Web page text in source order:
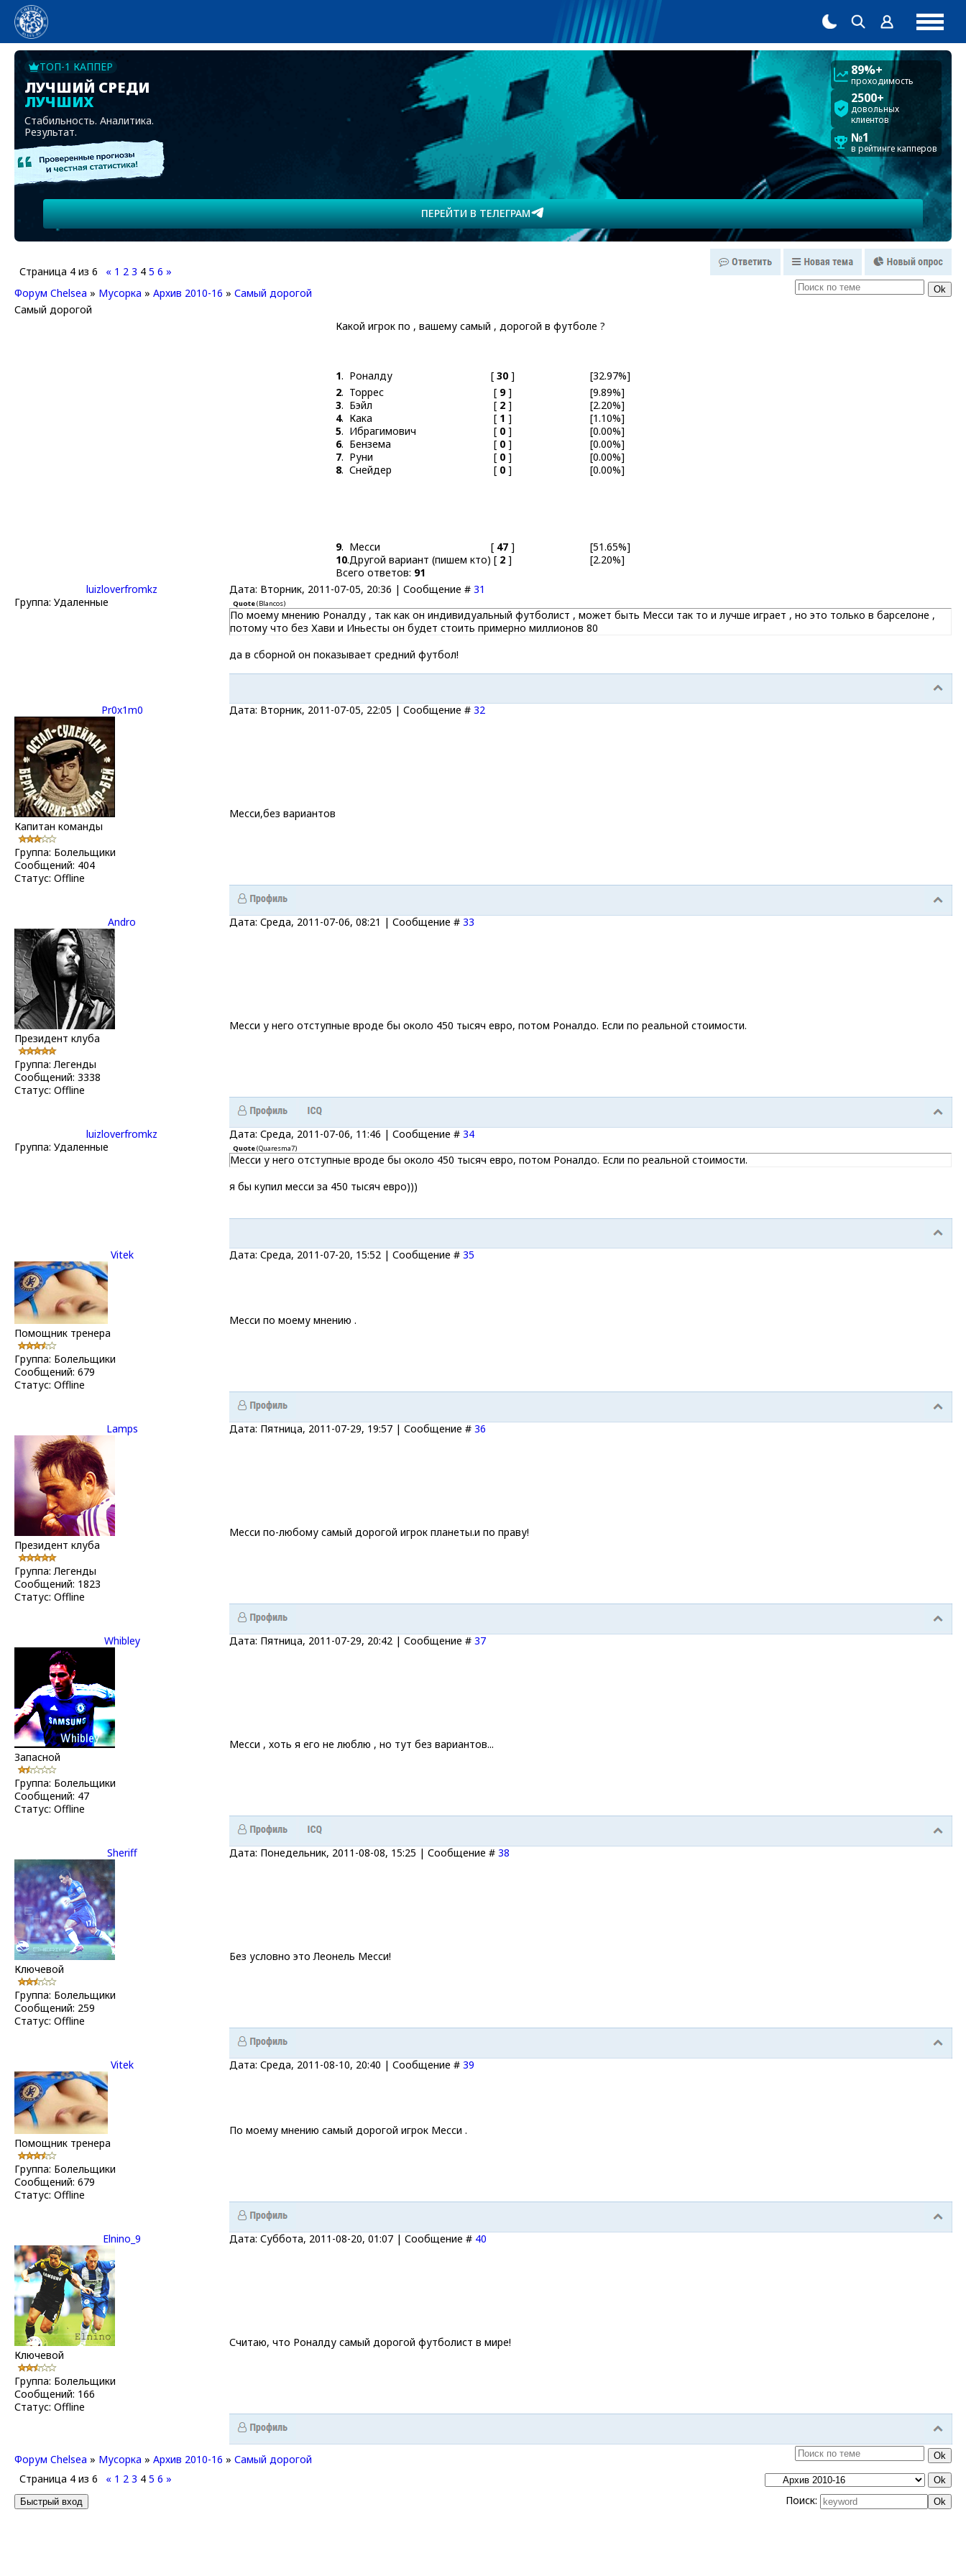
ТОП-1 КАППЕР
ЛУЧШИЙ СРЕДИ
ЛУЧШИХ
Стабильность. Аналитика.
Результат.
89%+
проходимость
2500+
довольных
клиентов
№1
в рейтинге капперов
ПЕРЕЙТИ В ТЕЛЕГРАМ
Страница 4 из 6 « 1 2 3 4 5 6 »
Форум Chelsea » Мусорка » Архив 2010-16 » Самый дорогой
Самый дорогой
Какой игрок по , вашему самый , дорогой в футболе ?
1. Роналду [ 30 ]
[32.97%]
2. Торрес [ 9]
[9.89%]
3. Бэйл [ 2 ]
[2.20%]
4. Кака [ 1 ]
[1.10%]
5. Ибрагимович [ 0 ]
[0.00%]
6. Бензема [ 0 ]
[0.00%]
7. Руни [ 0 ]
[0.00%]
8. Снейдер [ 0 ] [0.00%]
9. Месси [ 47 ]
[51.65%]
10.Другой вариант (пишем кто) [ 2 ]
[2.20%]
Всего ответов: 91
luizloverfromkz
Дата: Вторник, 2011-07-05, 20:36 | Сообщение # 31
Группа: Удаленные
Quote(Blancos)
По моему мнению Роналду , так как он индивидуальный футболист , может быть Месси так то и лучше играет , но это только в барселоне ,
потому что без Хави и Иньесты он будет стоить примерно миллионов 80
да в сборной он показывает средний футбол!
Pr0x1m0 Дата: Вторник, 2011-07-05, 22:05 | Сообщение # 32
Капитан команды
Группа: Болельщики
Сообщений: 404
Статус: Offline
Месси,без вариантов
Andro Дата: Среда, 2011-07-06, 08:21 | Сообщение # 33
Президент клуба
Группа: Легенды
Сообщений: 3338
Статус: Offline
Месси у него отступные вроде бы около 450 тысяч евро, потом Роналдо. Если по реальной стоимости.
luizloverfromkz Дата: Среда, 2011-07-06, 11:46 | Сообщение # 34
Группа: Удаленные
Quote(Quaresma7)
Месси у него отступные вроде бы около 450 тысяч евро, потом Роналдо. Если по реальной стоимости.
я бы купил месси за 450 тысяч евро)))
Vitek Дата: Среда, 2011-07-20, 15:52 | Сообщение # 35
Помощник тренера
Группа: Болельщики
Сообщений: 679
Статус: Offline
Месси по моему мнению .
Lamps Дата: Пятница, 2011-07-29, 19:57 | Сообщение # 36
Президент клуба
Группа: Легенды
Сообщений: 1823
Статус: Offline
Месси по-любому самый дорогой игрок планеты.и по праву!
Whibley Дата: Пятница, 2011-07-29, 20:42 | Сообщение # 37
Запасной
Группа: Болельщики
Сообщений: 47
Статус: Offline
Месси , хоть я его не люблю , но тут без вариантов...
Sheriff Дата: Понедельник, 2011-08-08, 15:25 | Сообщение # 38
Ключевой
Группа: Болельщики
Сообщений: 259
Статус: Offline
Без условно это Леонель Месси!
Vitek Дата: Среда, 2011-08-10, 20:40 | Сообщение # 39
Помощник тренера
Группа: Болельщики
Сообщений: 679
Статус: Offline
По моему мнению самый дорогой игрок Месси .
Elnino_9 Дата: Суббота, 2011-08-20, 01:07 | Сообщение # 40
Ключевой
Группа: Болельщики
Сообщений: 166
Статус: Offline
Считаю, что Роналду самый дорогой футболист в мире!
Форум Chelsea » Мусорка » Архив 2010-16 » Самый дорогой
Страница 4 из 6 « 1 2 3 4 5 6 »
Поиск: